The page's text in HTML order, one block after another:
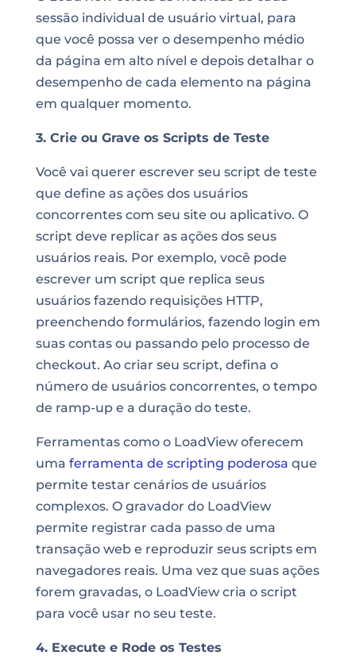
sessão individual de usuário virtual, para
que você possa ver o desempenho médio
da página em alto nível e depois detalhar o
desempenho de cada elemento na página
em qualquer momento.
3. Crie ou Grave os Scripts de Teste
Você vai querer escrever seu script de teste
que define as ações dos usuários
concorrentes com seu site ou aplicativo. O
script deve replicar as ações dos seus
usuários reais. Por exemplo, você pode
escrever um script que replica seus
usuários fazendo requisições HTTP,
preenchendo formulários, fazendo login em
suas contas ou passando pelo processo de
checkout. Ao criar seu script, defina o
número de usuários concorrentes, o tempo
de ramp-up e a duração do teste.
Ferramentas como o LoadView oferecem
uma ferramenta de scripting poderosa que
permite testar cenários de usuários
complexos. O gravador do LoadView
permite registrar cada passo de uma
transação web e reproduzir seus scripts em
navegadores reais. Uma vez que suas ações
forem gravadas, o LoadView cria o script
para você usar no seu teste.
4. Execute e Rode os Testes